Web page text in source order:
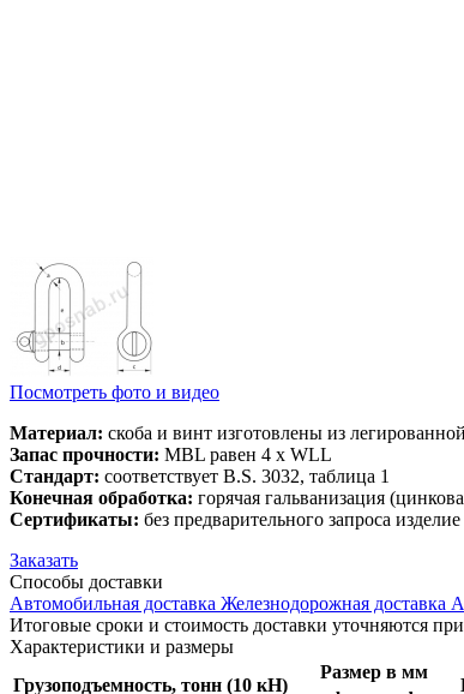
Посмотреть фото и видео
Материал: скоба и винт изготовлены из
Запас прочности: MBL равен 4 x WLL
Стандарт: соответствует B.S. 3032, таблица 1
Конечная обработка: горячая гальванизация
Сертификаты: без предварительного запроса
Заказать
Способы доставки
Автомобильная доставка Железнодорожная доставка
Итоговые сроки и стоимость доставки уточняются
Характеристики и размеры
Грузоподъемность, тонн (10 кН)
Размер в мм